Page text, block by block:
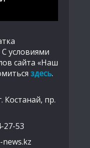
условиями
сайта «Наш
здесь.
Костанай, пр.
27-53